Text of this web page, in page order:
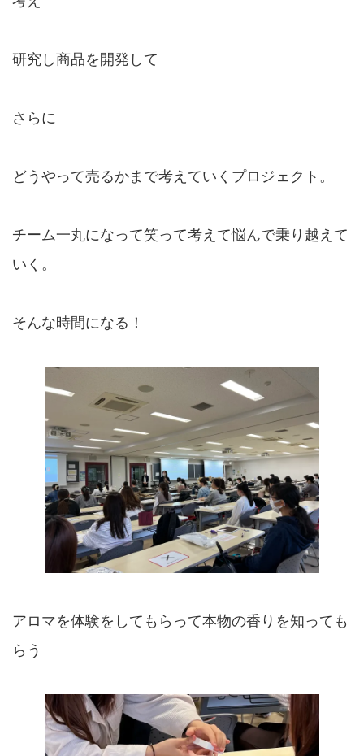
研究し商品を開発して
さらに
どうやって売るかまで考えていくプロジェクト。
チーム一丸になって笑って考えて悩んで乗り越えて
いく。
そんな時間になる！
アロマを体験をしてもらって本物の香りを知っても
らう